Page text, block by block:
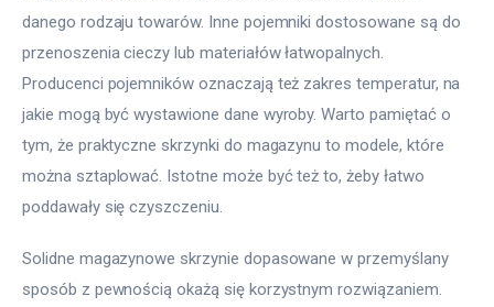
danego rodzaju towarów. Inne pojemniki dostosowane są do
przenoszenia cieczy lub materiałów łatwopalnych.
Producenci pojemników oznaczają też zakres temperatur, na
jakie mogą być wystawione dane wyroby. Warto pamiętać o
tym, że praktyczne skrzynki do magazynu to modele, które
można sztaplować. Istotne może być też to, żeby łatwo
poddawały się czyszczeniu.
Solidne magazynowe skrzynie dopasowane w przemyślany
sposób z pewnością okażą się korzystnym rozwiązaniem.